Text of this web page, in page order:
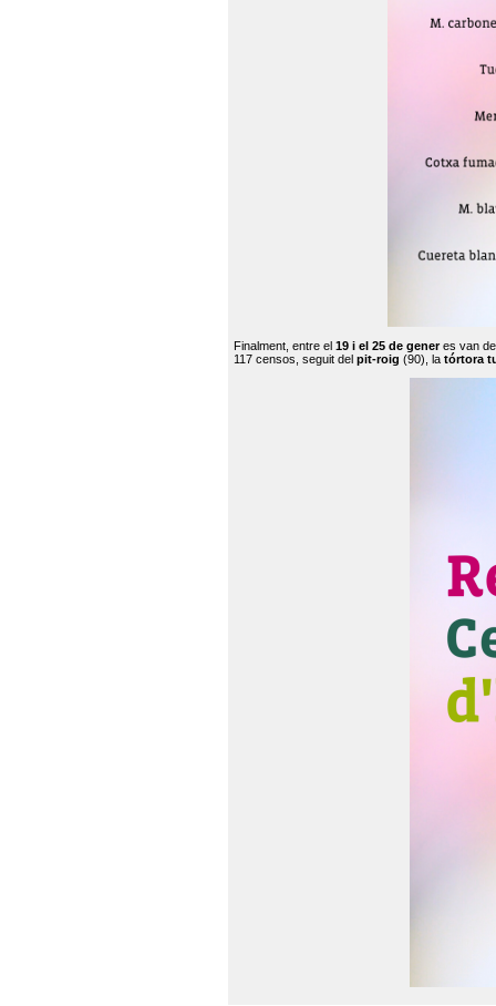
Finalment, entre el 19 i el 25 de generes van
117 censos, seguit del pit-roig (90), la tórtora